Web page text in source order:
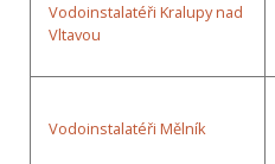
Vodoinstalatéři Kralupy nad
Vltavou
Vodoinstalatéři Mělník